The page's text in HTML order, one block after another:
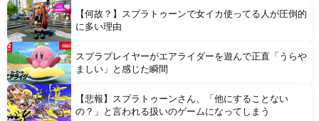
【何故？】スプラトゥーンで女イカ使ってる人が圧倒的
に多い理由
スプラプレイヤーがエアライダーを遊んで正直「うらや
ましい」と感じた瞬間
【悲報】スプラトゥーンさん、「他にすることない
の？」と言われる扱いのゲームになってしまう